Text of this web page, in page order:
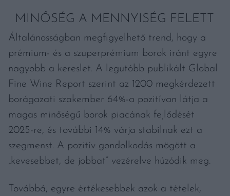
MINŐSÉG A MENNYISÉG FELETT
Általánosságban megfigyelhető trend, hogy a
prémium- és a szuperprémium borok iránt egyre
nagyobb a kereslet. A legutóbb publikált Global
Fine Wine Report szerint az 1200 megkérdezett
borágazati szakember 64%-a pozitívan látja a
magas minőségű borok piacának fejlődését
2025-re, és további 14% várja stabilnak ezt a
szegmenst. A pozitív gondolkodás mögött a
„kevesebbet, de jobbat” vezérelve húzódik meg.
Továbbá, egyre értékesebbek azok a tételek,